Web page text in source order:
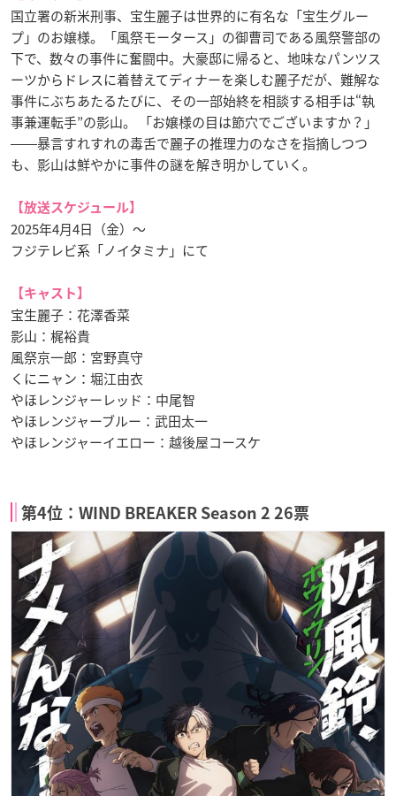
国立署の新米刑事、宝生麗子は世界的に有名な「宝生グルー
プ」のお嬢様。「風祭モータース」の御曹司である風祭警部の
下で、数々の事件に奮闘中。大豪邸に帰ると、地味なパンツス
ーツからドレスに着替えてディナーを楽しむ麗子だが、難解な
事件にぶちあたるたびに、その一部始終を相談する相手は“執
事兼運転手”の影山。 「お嬢様の目は節穴でございますか？」
――暴言すれすれの毒舌で麗子の推理力のなさを指摘しつつ
も、影山は鮮やかに事件の謎を解き明かしていく。
【放送スケジュール】
2025年4月4日（金）〜
フジテレビ系「ノイタミナ」にて
【キャスト】
宝生麗子：花澤香菜
影山：梶裕貴
風祭京一郎：宮野真守
くにニャン：堀江由衣
やほレンジャーレッド：中尾智
やほレンジャーブルー：武田太一
やほレンジャーイエロー：越後屋コースケ
第4位：WIND BREAKER Season 2 26票